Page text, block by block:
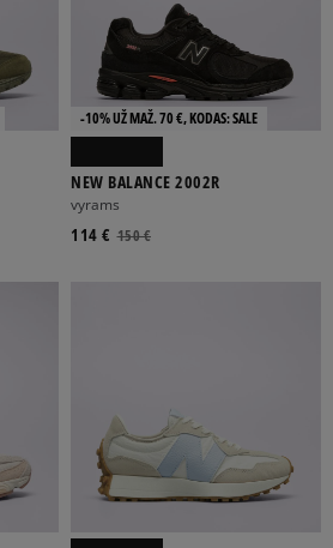
-10% UŽ MAŽ. 70 €, KODAS: SALE
NEW BALANCE 2002R
vyrams
150 €
114 €